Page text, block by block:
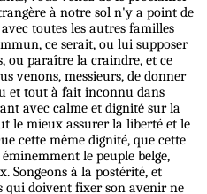
à notre sol n'y a point de
toutes les autres familles
ce serait, ou lui supposer
ou paraître la craindre, et ce
venons, messieurs, de donner
et tout à fait inconnu dans
avec calme et dignité sur la
le mieux assurer la liberté et le
cette même dignité, que cette
le peuple belge,
Songeons à la postérité, et
qui doivent fixer son avenir ne